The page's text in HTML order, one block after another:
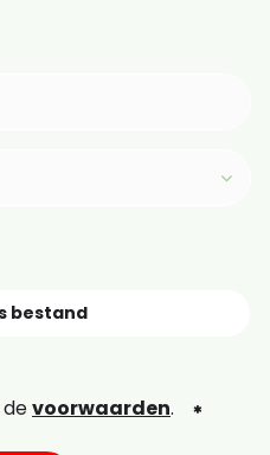
bestand
voorwaarden.